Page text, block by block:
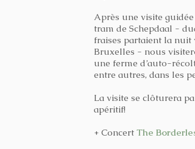
Après une visite guidée
tram de Schepdaal -
fraises partaient la nuit
Bruxelles - nous
une ferme d’auto-
entre autres, dans les
La visite se clôturera
apéritif!
+ Concert The